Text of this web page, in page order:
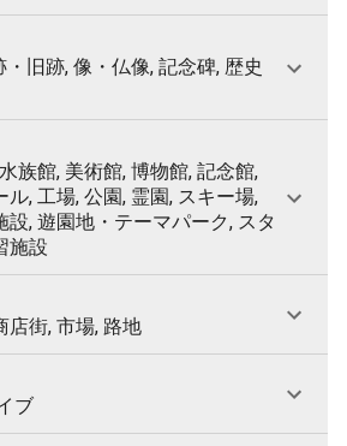
・旧跡, 像・仏像, 記念碑, 歴史
族館, 美術館, 博物館, 記念館,
ル, 工場, 公園, 霊園, スキー場,
設, 遊園地・テーマパーク, スタ
施設
店街, 市場, 路地
ブ